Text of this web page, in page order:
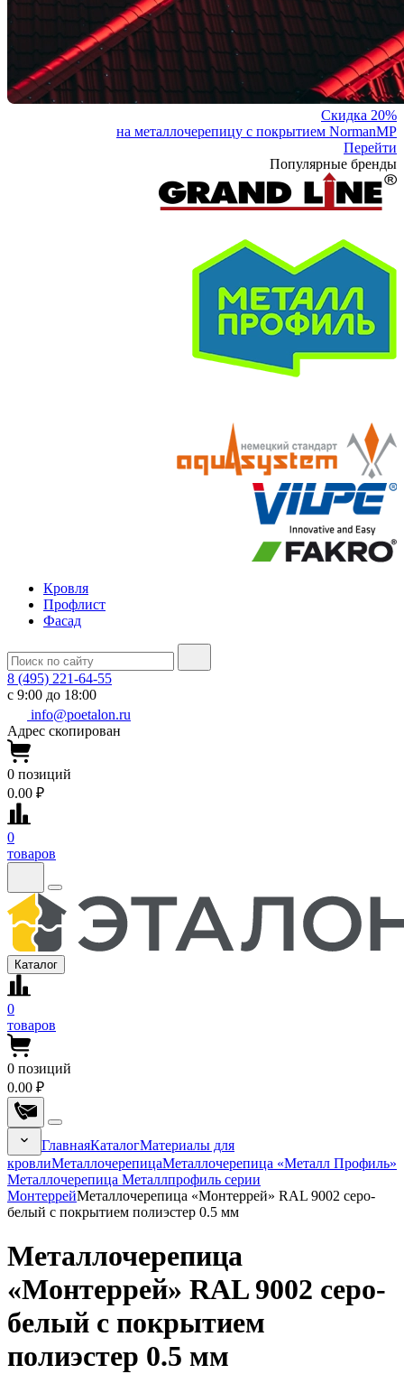
Скидка 20%
на металлочерепицу с покрытием NormanMP
Перейти
Популярные бренды
Кровля
Профлист
Фасад
8 (495) 221-64-55
с 9:00 до 18:00
info@poetalon.ru
Адрес скопирован
0 позиций
0.00 ₽
0
товаров
Каталог
0
товаров
0 позиций
0.00 ₽
ГлавнаяКаталогМатериалы для
кровлиМеталлочерепицаМеталлочерепица «Металл Профиль»
Металлочерепица Металлпрофиль серии
МонтеррейМеталлочерепица «Монтеррей» RAL 9002 серо-
белый с покрытием полиэстер 0.5 мм
Металлочерепица
«Монтеррей» RAL 9002 серо-
белый с покрытием
полиэстер 0.5 мм